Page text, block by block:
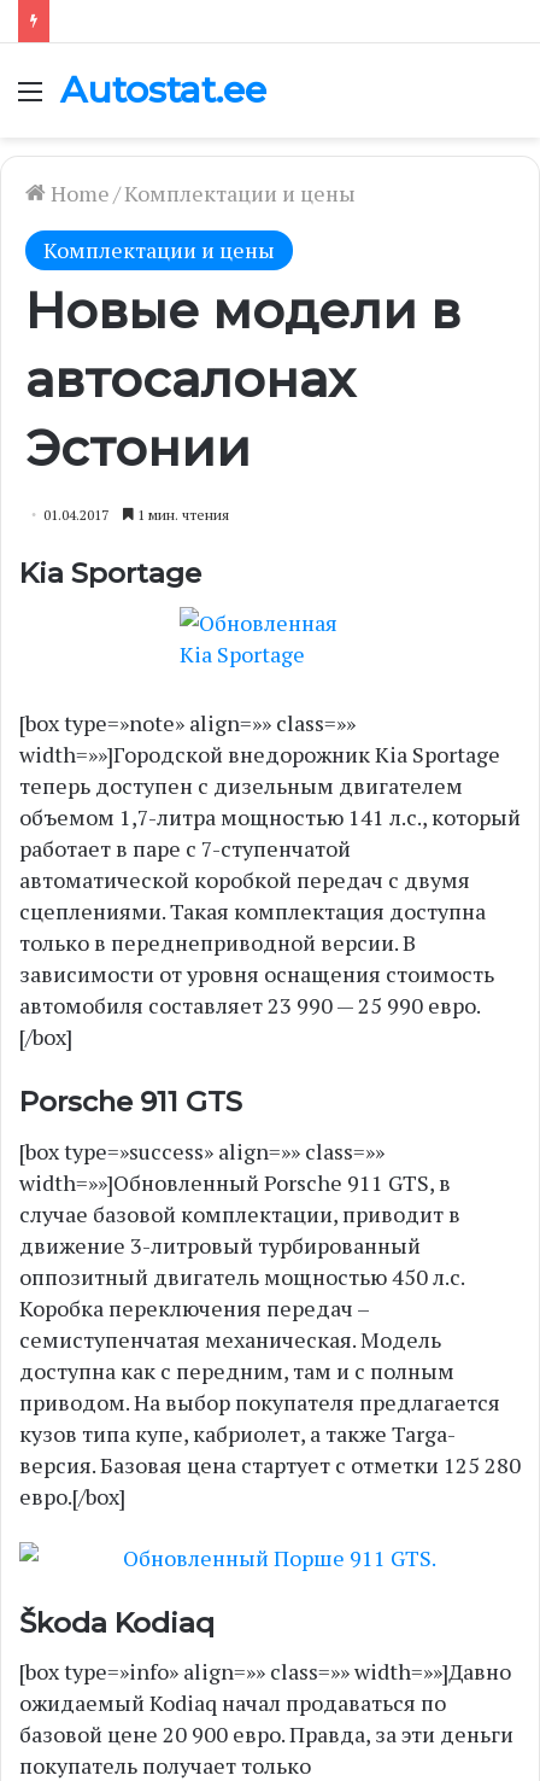
Menu
Autostat.ee
Home/Комплектации и цены
Комплектации и цены
Новые модели в
автосалонах
Эстонии
01.04.2017 1 мин. чтения
Kia Sportage
[box type=»note» align=»» class=»»
width=»»]Городской внедорожник Kia Sportage
теперь доступен с дизельным двигателем
объемом 1,7-литра мощностью 141 л.с., который
работает в паре с 7-ступенчатой
автоматической коробкой передач с двумя
сцеплениями. Такая комплектация доступна
только в переднеприводной версии. В
зависимости от уровня оснащения стоимость
автомобиля составляет 23 990 — 25 990 евро.
[/box]
Porsche 911 GTS
[box type=»success» align=»» class=»»
width=»»]Обновленный Porsche 911 GTS, в
случае базовой комплектации, приводит в
движение 3-литровый турбированный
оппозитный двигатель мощностью 450 л.с.
Коробка переключения передач –
семиступенчатая механическая. Модель
доступна как с передним, там и с полным
приводом. На выбор покупателя предлагается
кузов типа купе, кабриолет, а также Targa-
версия. Базовая цена стартует с отметки 125 280
евро.[/box]
Škoda Kodiaq
[box type=»info» align=»» class=»» width=»»]Давно
ожидаемый Kodiaq начал продаваться по
базовой цене 20 900 евро. Правда, за эти деньги
покупатель получает только